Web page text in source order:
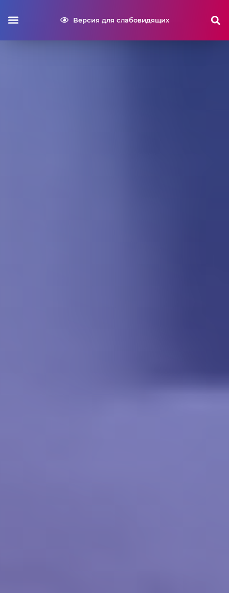
Версия для слабовидящих